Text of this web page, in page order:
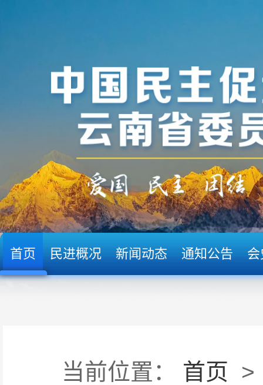
首页 民进概况 新闻动态 通知公告 会
当前位置： 首页 >